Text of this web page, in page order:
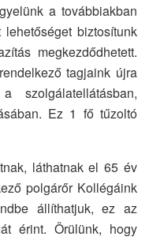
a továbbiakban
biztosítunk
megkezdődhetett.
tagjaink újra
Ez 1 fő tűzoltó
láthatnak el 65 év
polgárőr Kollégáink
állíthatjuk, ez az
érint. Örülünk, hogy